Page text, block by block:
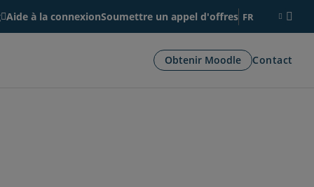
de nousfor Ressources Obtenir Moodle Contact
Aide à la connexionSoumettre un appel d'offres FR